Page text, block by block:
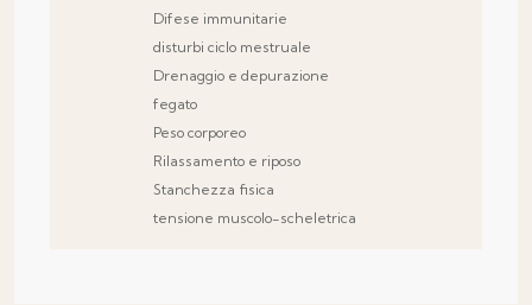
Difese immunitarie
disturbi ciclo mestruale
Drenaggio e depurazione
fegato
Peso corporeo
Rilassamento e riposo
Stanchezza fisica
tensione muscolo-scheletrica